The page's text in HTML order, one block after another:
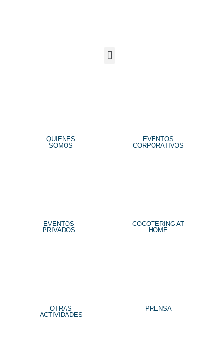
QUIENES
SOMOS
EVENTOS
CORPORATIVOS
EVENTOS
PRIVADOS
COCOTERING AT
HOME
OTRAS
ACTIVIDADES
PRENSA